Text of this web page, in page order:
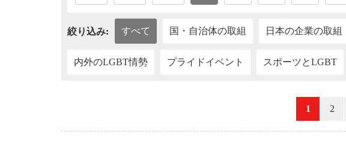
絞り込み: すべて 国・自治体の取組 日本の企業の取組
内外のLGBT情勢 プライドイベント スポーツとLGBT
1 2